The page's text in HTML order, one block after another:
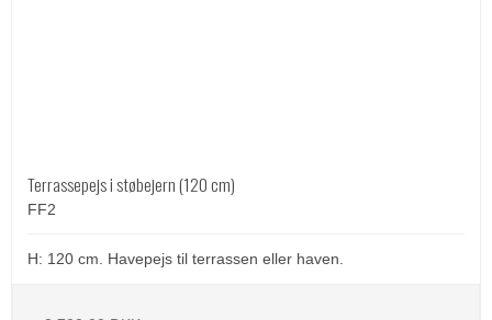
Terrassepejs i støbejern (120 cm)
FF2
H: 120 cm. Havepejs til terrassen eller haven.